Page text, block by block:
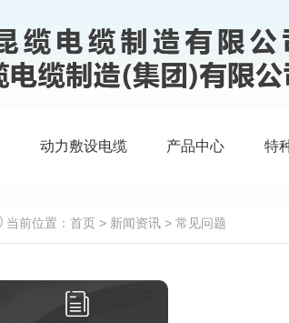
动力敷设电缆 产品中心 特
当前位置： 首页 > 新闻资讯 > 常见问题